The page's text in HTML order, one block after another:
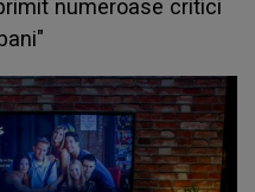
numeroase critici